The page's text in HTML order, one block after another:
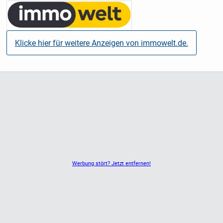
verschenken oder verkaufen
- Mit einer Pflegeimmobilie haben Sie Sicherheit und
Rendite in einem Produkt
- Sie profitieren von kleinen Kaufpreisen zwischen
180.000 € und 250.000 €
- Sie kaufen Ihre Pflegeimmobilie provisionsfrei
Werbung stört? Jetzt entfernen!
Klicke hier für weitere Anzeigen von immowelt.de.